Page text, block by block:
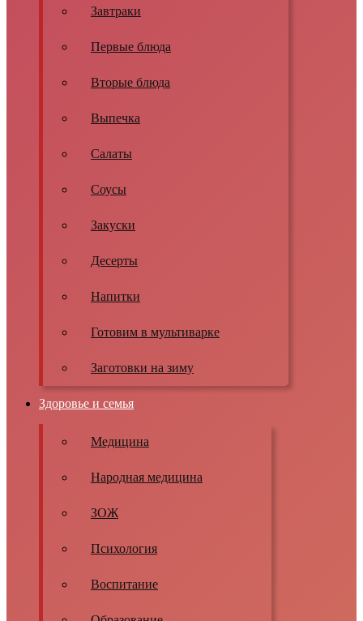
Завтраки
Первые блюда
Вторые блюда
Выпечка
Салаты
Соусы
Закуски
Десерты
Напитки
Готовим в мультиварке
Заготовки на зиму
Здоровье и семья
Медицина
Народная медицина
ЗОЖ
Психология
Воспитание